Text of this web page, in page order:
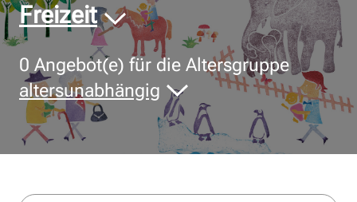
Freizeit
0 Angebot(e) für die Altersgruppe
altersunabhängig